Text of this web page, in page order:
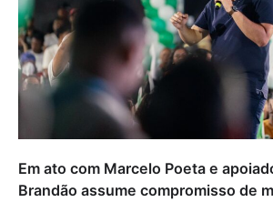
Em ato com Marcelo Poeta e
Brandão assume compromisso de